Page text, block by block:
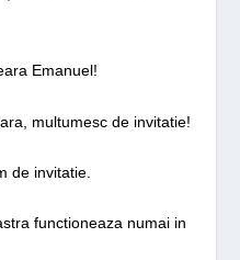
Emanuel!
multumesc de invitatie!
de invitatie.
functioneaza numai in